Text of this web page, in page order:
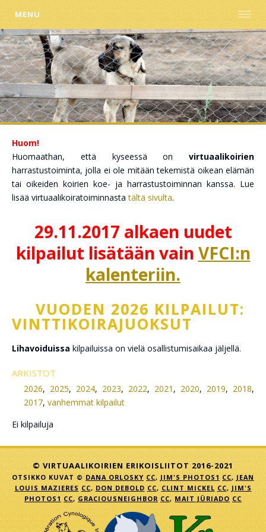
MENU
Huom!
Huomaathan, että kyseessä on virtuaalikoirien
harrastustoiminta, jolla ei ole mitään tekemistä oikean elämän
tai oikeiden koirien koe- ja harrastustoiminnan kanssa. Lue
lisää virtuaalikoiratoiminnastatältä sivulta.
29.11.2017 alkaen uudet
kilpailut lisätään vain VFCI:n
kalenteriin.
VUODEN 2026 KILPAILUT:
VINTTIKOIRAJUOKSUT
Lihavoiduissa kilpailuissa on vielä osallistumisaikaa jäljellä.
ARKISTOT
2026, 2025, 2024, 2023, 2022, 2021 , 2020, 2019, 2018,
2017, vanhemmat kilpailut
Ei kilpailuja
© VIRTUAALIKOIRIEN ERIKOISLIITOT 2016-2021
OTSIKKO KUVAT © DANA ORLOSKY CC, JIM'S PHOTOS1 CC, JEAN
LOUIS MAZIERES CC, DON DEBOLD CC, CLINT MICKEL CC, JIM'S
PHOTOS1 CC, GRACIOUSNEIGHBOR CC, MAIT JÜRIADO CC